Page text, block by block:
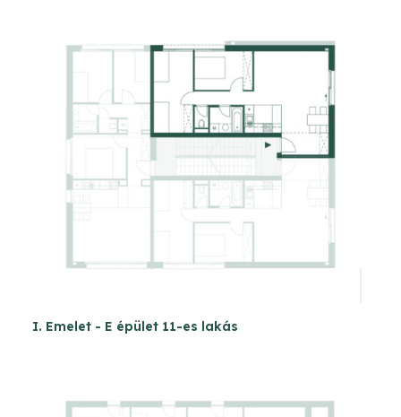
I. Emelet - E épület 11-es lakás